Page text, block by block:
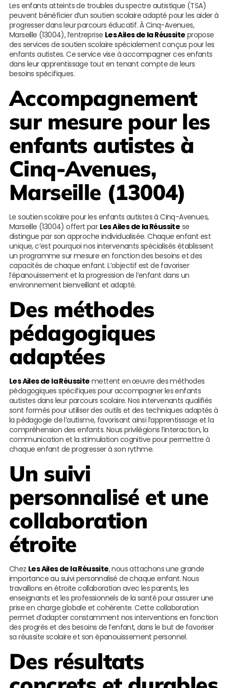
Les enfants atteints de troubles du spectre autistique (TSA)
peuvent bénéficier d’un soutien scolaire adapté pour les aider à
progresser dans leur parcours éducatif. À Cinq-Avenues,
Marseille (13004), l’entreprise Les Ailes de la Réussite propose
des services de soutien scolaire spécialement conçus pour les
enfants autistes. Ce service vise à accompagner ces enfants
dans leur apprentissage tout en tenant compte de leurs
besoins spécifiques.
Accompagnement
sur mesure pour les
enfants autistes à
Cinq-Avenues,
Marseille (13004)
Le soutien scolaire pour les enfants autistes à Cinq-Avenues,
Marseille (13004) offert par Les Ailes de la Réussite se
distingue par son approche individualisée. Chaque enfant est
unique, c’est pourquoi nos intervenants spécialisés établissent
un programme sur mesure en fonction des besoins et des
capacités de chaque enfant. L’objectif est de favoriser
l’épanouissement et la progression de l’enfant dans un
environnement bienveillant et adapté.
Des méthodes
pédagogiques
adaptées
Les Ailes de la Réussite mettent en œuvre des méthodes
pédagogiques spécifiques pour accompagner les enfants
autistes dans leur parcours scolaire. Nos intervenants qualifiés
sont formés pour utiliser des outils et des techniques adaptés à
la pédagogie de l’autisme, favorisant ainsi l’apprentissage et la
compréhension des enfants. Nous privilégions l’interaction, la
communication et la stimulation cognitive pour permettre à
chaque enfant de progresser à son rythme.
Un suivi
personnalisé et une
collaboration
étroite
Chez Les Ailes de la Réussite, nous attachons une grande
importance au suivi personnalisé de chaque enfant. Nous
travaillons en étroite collaboration avec les parents, les
enseignants et les professionnels de la santé pour assurer une
prise en charge globale et cohérente. Cette collaboration
permet d’adapter constamment nos interventions en fonction
des progrès et des besoins de l’enfant, dans le but de favoriser
sa réussite scolaire et son épanouissement personnel.
Des résultats